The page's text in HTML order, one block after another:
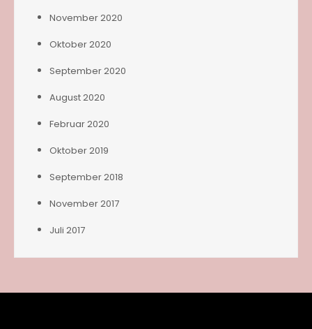
November 2020
Oktober 2020
September 2020
August 2020
Februar 2020
Oktober 2019
September 2018
November 2017
Juli 2017